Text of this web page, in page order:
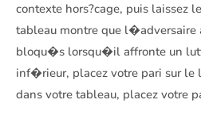
contexte hors?cage, puis laissez
tableau montre que l�adversaire
bloqu�s lorsqu�il affronte un
inf�rieur, placez votre pari sur le
dans votre tableau, placez votre